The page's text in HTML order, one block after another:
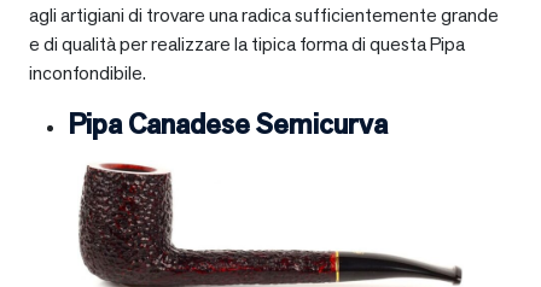
agli artigiani di trovare una radica sufficientemente grande
e di qualità per realizzare la tipica forma di questa Pipa
inconfondibile.
Pipa Canadese Semicurva